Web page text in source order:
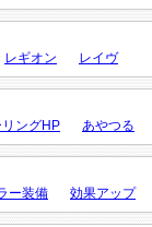
レギオン レイヴ
リングHP あやつる
ー装備 効果アップ